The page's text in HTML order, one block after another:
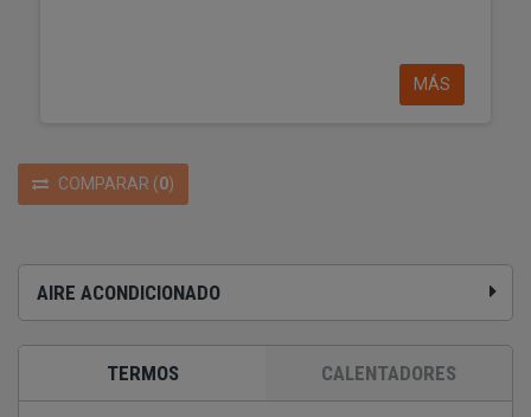
AIRE ACONDICIONADO
TERMOS CALENTADORES
MÁS
COMPARAR (0)